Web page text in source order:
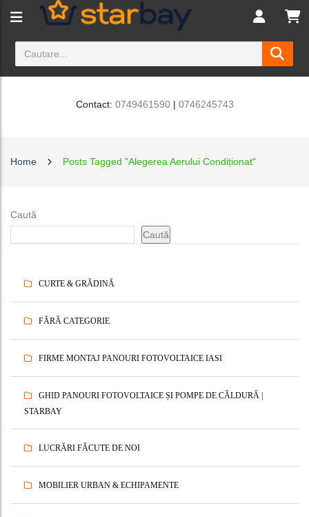
Contact: 0749461590| 0746245743
Home Posts Tagged "alegerea Aerului Condiționat"
Caută
Caută
CURTE & GRĂDINĂ
FĂRĂ CATEGORIE
FIRME MONTAJ PANOURI FOTOVOLTAICE IASI
GHID PANOURI FOTOVOLTAICE ȘI POMPE DE CĂLDURĂ |
STARBAY
LUCRĂRI FĂCUTE DE NOI
MOBILIER URBAN & ECHIPAMENTE